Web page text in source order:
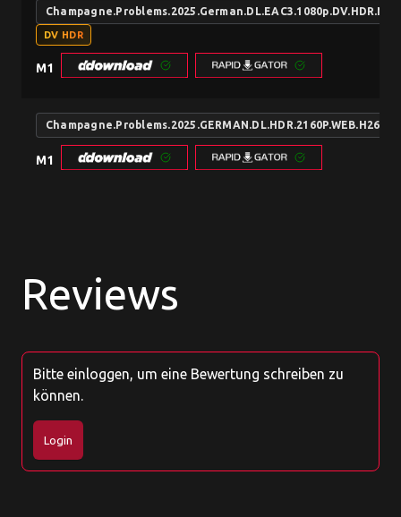
DV HDR
M1
Champagne.Problems.2025.GERMAN.DL.HDR.2160P.WEB.H265-
M1
Reviews
Bitte einloggen, um eine Bewertung schreiben zu
können.
Login